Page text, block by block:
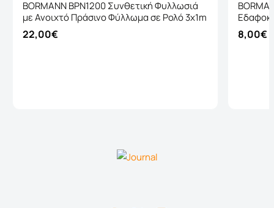
BORMANN BPN1200 Συνθετική Φυλλωσιά
με Ανοιχτό Πράσινο Φύλλωμα σε Ρολό 3x1m
22,00€ 8,00€